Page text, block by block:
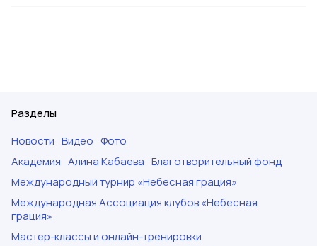
Разделы
Новости Видео Фото
Академия Алина Кабаева Благотворительный фонд
Международный турнир «Небесная грация»
Международная Ассоциация клубов «Небесная
грация»
Мастер-классы и онлайн-тренировки